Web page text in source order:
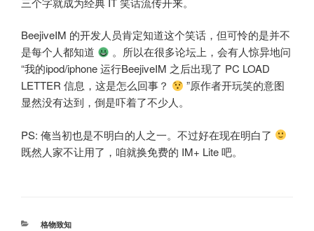
BeejiveIM 的开发人员肯定知道这个笑话，但可怜的是并不
是每个人都知道
。所以在很多论坛上，会有人惊异地问
“我的ipod/iphone 运行BeejiveIM 之后出现了 PC LOAD
LETTER 信息，这是怎么回事？
”原作者开玩笑的意图
显然没有达到，倒是吓着了不少人。
PS: 俺当初也是不明白的人之一。不过好在现在明白了
既然人家不让用了，咱就换免费的 IM+ Lite 吧。
分
格物致知